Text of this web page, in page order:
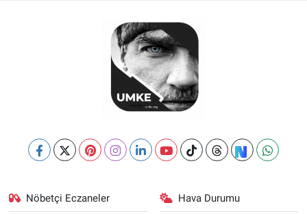
Nöbetçi Eczaneler Hava Durumu